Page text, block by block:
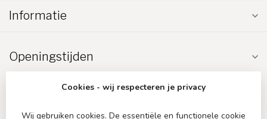
Informatie
Openingstijden
Cookies - wij respecteren je privacy
Wij gebruiken cookies. De essentiële en functionele cookie